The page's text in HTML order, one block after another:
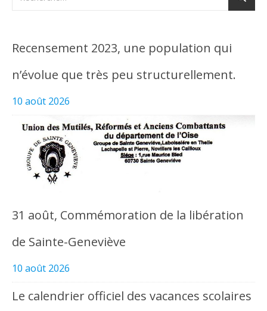
Recensement 2023, une population qui
n’évolue que très peu structurellement.
10 août 2026
31 août, Commémoration de la libération
de Sainte-Geneviève
10 août 2026
Le calendrier officiel des vacances scolaires